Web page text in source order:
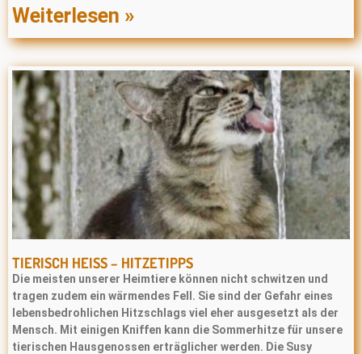
Weiterlesen »
TIERISCH HEISS – HITZETIPPS
Die meisten unserer Heimtiere können nicht schwitzen und
tragen zudem ein wärmendes Fell. Sie sind der Gefahr eines
lebensbedrohlichen Hitzschlags viel eher ausgesetzt als der
Mensch. Mit einigen Kniffen kann die Sommerhitze für unsere
tierischen Hausgenossen erträglicher werden. Die Susy